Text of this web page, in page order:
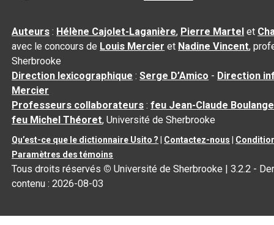
Auteurs : Hélène Cajolet-Laganière, Pierre Martel et
avec le concours de Louis Mercier et Nadine Vincent,
Sherbrooke
Direction lexicographique :Serge D’Amico - Direction
Mercier
Professeurs collaborateurs :feu Jean-Claude
feu Michel Théoret, Université de Sherbrooke
Qu’est-ce que le dictionnaire Usito ? Contactez-nous
Paramètres des témoins
Tous droits réservés © Université de Sherbrooke |3.2.2 -
contenu :2026-08-03